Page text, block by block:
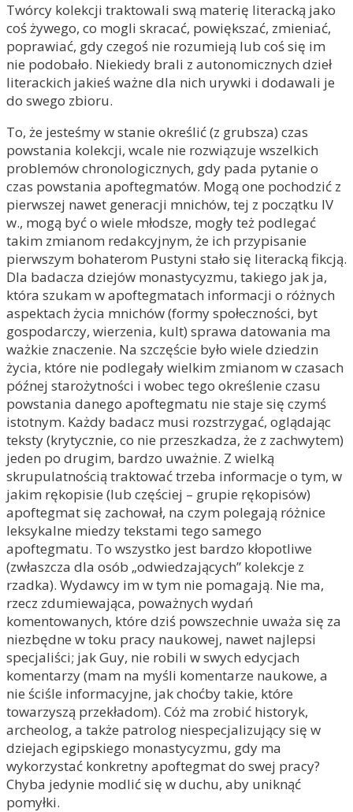
Twórcy kolekcji traktowali swą materię literacką jako
coś żywego, co mogli skracać, powiększać, zmieniać,
poprawiać, gdy czegoś nie rozumieją lub coś się im
nie podobało. Niekiedy brali z autonomicznych dzieł
literackich jakieś ważne dla nich urywki i dodawali je
do swego zbioru.
To, że jesteśmy w stanie określić (z grubsza) czas
powstania kolekcji, wcale nie rozwiązuje wszelkich
problemów chronologicznych, gdy pada pytanie o
czas powstania apoftegmatów. Mogą one pochodzić z
pierwszej nawet generacji mnichów, tej z początku IV
w., mogą być o wiele młodsze, mogły też podlegać
takim zmianom redakcyjnym, że ich przypisanie
pierwszym bohaterom Pustyni stało się literacką fikcją.
Dla badacza dziejów monastycyzmu, takiego jak ja,
która szukam w apoftegmatach informacji o różnych
aspektach życia mnichów (formy społeczności, byt
gospodarczy, wierzenia, kult) sprawa datowania ma
ważkie znaczenie. Na szczęście było wiele dziedzin
życia, które nie podlegały wielkim zmianom w czasach
późnej starożytności i wobec tego określenie czasu
powstania danego apoftegmatu nie staje się czymś
istotnym. Każdy badacz musi rozstrzygać, oglądając
teksty (krytycznie, co nie przeszkadza, że z zachwytem)
jeden po drugim, bardzo uważnie. Z wielką
skrupulatnością traktować trzeba informacje o tym, w
jakim rękopisie (lub częściej – grupie rękopisów)
apoftegmat się zachował, na czym polegają różnice
leksykalne miedzy tekstami tego samego
apoftegmatu. To wszystko jest bardzo kłopotliwe
(zwłaszcza dla osób „odwiedzających” kolekcje z
rzadka). Wydawcy im w tym nie pomagają. Nie ma,
rzecz zdumiewająca, poważnych wydań
komentowanych, które dziś powszechnie uważa się za
niezbędne w toku pracy naukowej, nawet najlepsi
specjaliści; jak Guy, nie robili w swych edycjach
komentarzy (mam na myśli komentarze naukowe, a
nie ściśle informacyjne, jak choćby takie, które
towarzyszą przekładom). Cóż ma zrobić historyk,
archeolog, a także patrolog niespecjalizujący się w
dziejach egipskiego monastycyzmu, gdy ma
wykorzystać konkretny apoftegmat do swej pracy?
Chyba jedynie modlić się w duchu, aby uniknąć
pomyłki.